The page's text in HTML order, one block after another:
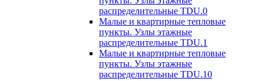
распределительные TDU.0
Малые и квартирные тепловые
пункты. Узлы этажные
распределительные TDU.1
Малые и квартирные тепловые
пункты. Узлы этажные
распределительные TDU.10